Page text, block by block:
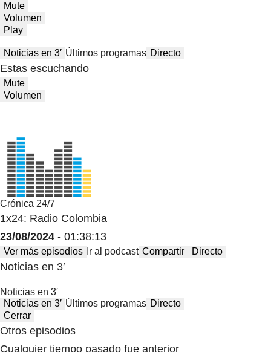
Mute
Volumen
Play
Noticias en 3′ Últimos programas Directo
Estas escuchando
Mute
Volumen
Crónica 24/7
1x24: Radio Colombia
23/08/2024 - 01:38:13
Ver más episodios Ir al podcast Compartir Directo
Noticias en 3′
Noticias en 3′
Noticias en 3′ Últimos programas Directo
Cerrar
Otros episodios
Cualquier tiempo pasado fue anterior